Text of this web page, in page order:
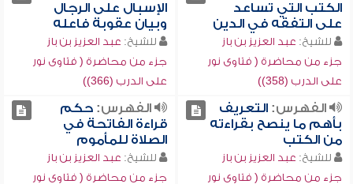
الكتب التي تساعد
على التفقه في الدين
للشيخ: عبد العزيز بن باز
جزء من محاضرة ( فتاوى نور
على الدرب (358))
الإسبال على الرجال
وبيان عقوبة فاعله
للشيخ: عبد العزيز بن باز
جزء من محاضرة ( فتاوى نور
على الدرب (366))
الفهرس:التعريف
بأهم ما ينصح بقراءته
من الكتب
للشيخ: عبد العزيز بن باز
جزء من محاضرة ( فتاوى نور
الفهرس:حكم
قراءة الفاتحة في
الصلاة للمأموم
للشيخ: عبد العزيز بن باز
جزء من محاضرة ( فتاوى نور